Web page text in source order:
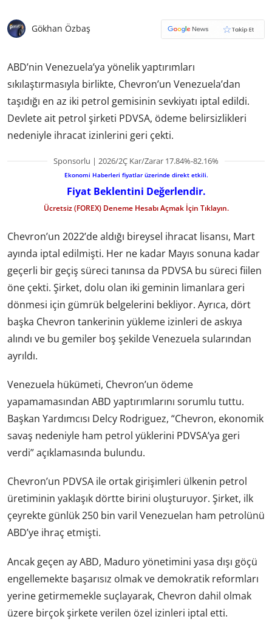
Gökhan Özbaş
ABD’nin Venezuela’ya yönelik yaptırımları
sıkılaştırmasıyla birlikte, Chevron’un Venezuela’dan
taşıdığı en az iki petrol gemisinin sevkiyatı iptal edildi.
Devlete ait petrol şirketi PDVSA, ödeme belirsizlikleri
nedeniyle ihracat izinlerini geri çekti.
Sponsorlu | 2026/2Ç Kar/Zarar 17.84%-82.16%
Ekonomi Haberleri fiyatlar üzerinde direkt etkili.
Fiyat Beklentini Değerlendir.
Ücretsiz (FOREX) Deneme Hesabı Açmak İçin Tıklayın.
Chevron’un 2022’de aldığı bireysel ihracat lisansı, Mart
ayında iptal edilmişti. Her ne kadar Mayıs sonuna kadar
geçerli bir geçiş süreci tanınsa da PDVSA bu süreci fiilen
öne çekti. Şirket, dolu olan iki geminin limanlara geri
dönmesi için gümrük belgelerini bekliyor. Ayrıca, dört
başka Chevron tankerinin yükleme izinleri de askıya
alındı ve bu gemiler boş şekilde Venezuela sularından
ayrıldı.
Venezuela hükümeti, Chevron’un ödeme
yapamamasından ABD yaptırımlarını sorumlu tuttu.
Başkan Yardımcısı Delcy Rodriguez, “Chevron, ekonomik
savaş nedeniyle ham petrol yüklerini PDVSA’ya geri
verdi” açıklamasında bulundu.
Chevron’un PDVSA ile ortak girişimleri ülkenin petrol
üretiminin yaklaşık dörtte birini oluşturuyor. Şirket, ilk
çeyrekte günlük 250 bin varil Venezuelan ham petrolünü
ABD’ye ihraç etmişti.
Ancak geçen ay ABD, Maduro yönetimini yasa dışı göçü
engellemekte başarısız olmak ve demokratik reformları
yerine getirmemekle suçlayarak, Chevron dahil olmak
üzere birçok şirkete verilen özel izinleri iptal etti.